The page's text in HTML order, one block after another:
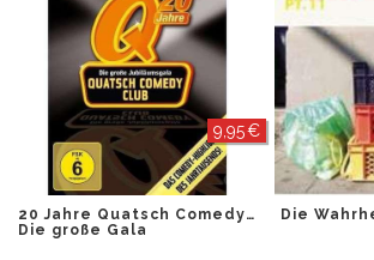
9,95 €
20 Jahre Quatsch Comedy Club
Die große Gala